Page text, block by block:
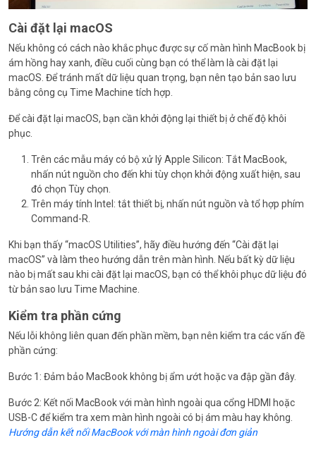
Cài đặt lại macOS
Nếu không có cách nào khắc phục được sự cố màn hình MacBook bị
ám hồng hay xanh, điều cuối cùng bạn có thể làm là cài đặt lại
macOS. Để tránh mất dữ liệu quan trọng, bạn nên tạo bản sao lưu
bằng công cụ Time Machine tích hợp.
Để cài đặt lại macOS, bạn cần khởi động lại thiết bị ở chế độ khôi
phục.
Trên các mẫu máy có bộ xử lý Apple Silicon: Tắt MacBook,
nhấn nút nguồn cho đến khi tùy chọn khởi động xuất hiện, sau
đó chọn Tùy chọn.
Trên máy tính Intel: tắt thiết bị, nhấn nút nguồn và tổ hợp phím
Command-R.
Khi bạn thấy “macOS Utilities”, hãy điều hướng đến “Cài đặt lại
macOS” và làm theo hướng dẫn trên màn hình. Nếu bất kỳ dữ liệu
nào bị mất sau khi cài đặt lại macOS, bạn có thể khôi phục dữ liệu đó
từ bản sao lưu Time Machine.
Kiểm tra phần cứng
Nếu lỗi không liên quan đến phần mềm, bạn nên kiểm tra các vấn đề
phần cứng:
Bước 1: Đảm bảo MacBook không bị ẩm ướt hoặc va đập gần đây.
Bước 2: Kết nối MacBook với màn hình ngoài qua cổng HDMI hoặc
USB-C để kiểm tra xem màn hình ngoài có bị ám màu hay không.
Hướng dẫn kết nối MacBook với màn hình ngoài đơn giản